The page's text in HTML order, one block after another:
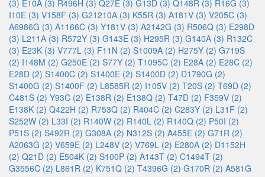
(3) E10A (3) R496H (3) Q27E (3) G13D (3) Q148R (3) R16G (3)
I10E (3) V158F (3) G21210A (3) K55R (3) A181V (3) V205C (3)
A6986G (3) A1166C (3) Y181V (3) A2142G (3) R506Q (3) E298D
(3) L211A (3) R572Y (3) G143E (3) H295R (3) G140A (3) R132C
(3) E23K (3) V777L (3) F11N (2) S1009A (2) H275Y (2) G719S
(2) I148M (2) G250E (2) S77Y (2) T1095C (2) E28A (2) E28C (2)
E28D (2) S1400C (2) S1400E (2) S1400D (2) D1790G (2)
S1400G (2) S1400F (2) L8585R (2) I105V (2) T20S (2) T69D (2)
C481S (2) Y93C (2) E138R (2) E138Q (2) T47D (2) F359V (2)
E138K (2) Q422H (2) R753Q (2) R404C (2) C283Y (2) L31F (2)
S252W (2) L33I (2) R140W (2) R140L (2) R140Q (2) P50I (2)
P51S (2) S492R (2) G308A (2) N312S (2) A455E (2) G71R (2)
A2063G (2) V659E (2) L248V (2) V769L (2) E280A (2) D1152H
(2) Q21D (2) E504K (2) S100P (2) A143T (2) C1494T (2)
G3556C (2) L861R (2) K751Q (2) T4396G (2) G170R (2) A581G